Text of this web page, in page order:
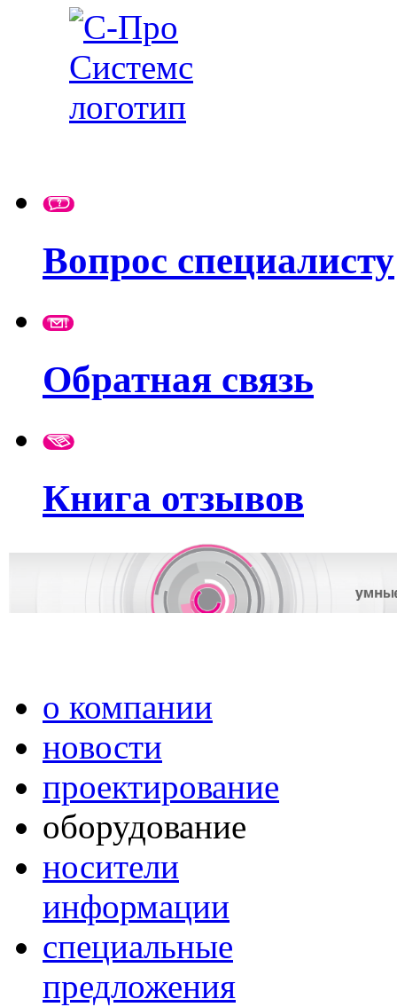
Вопрос специалисту
Обратная связь
Книга отзывов
о компании
новости
проектирование
оборудование
носители
информации
специальные
предложения